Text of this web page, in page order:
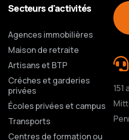
Secteurs d'activités
Agences immobilières
Maison de retraite
Artisans et BTP
Créches et garderies
privées
Écoles privées et campus
Transports
Centres de formation ou